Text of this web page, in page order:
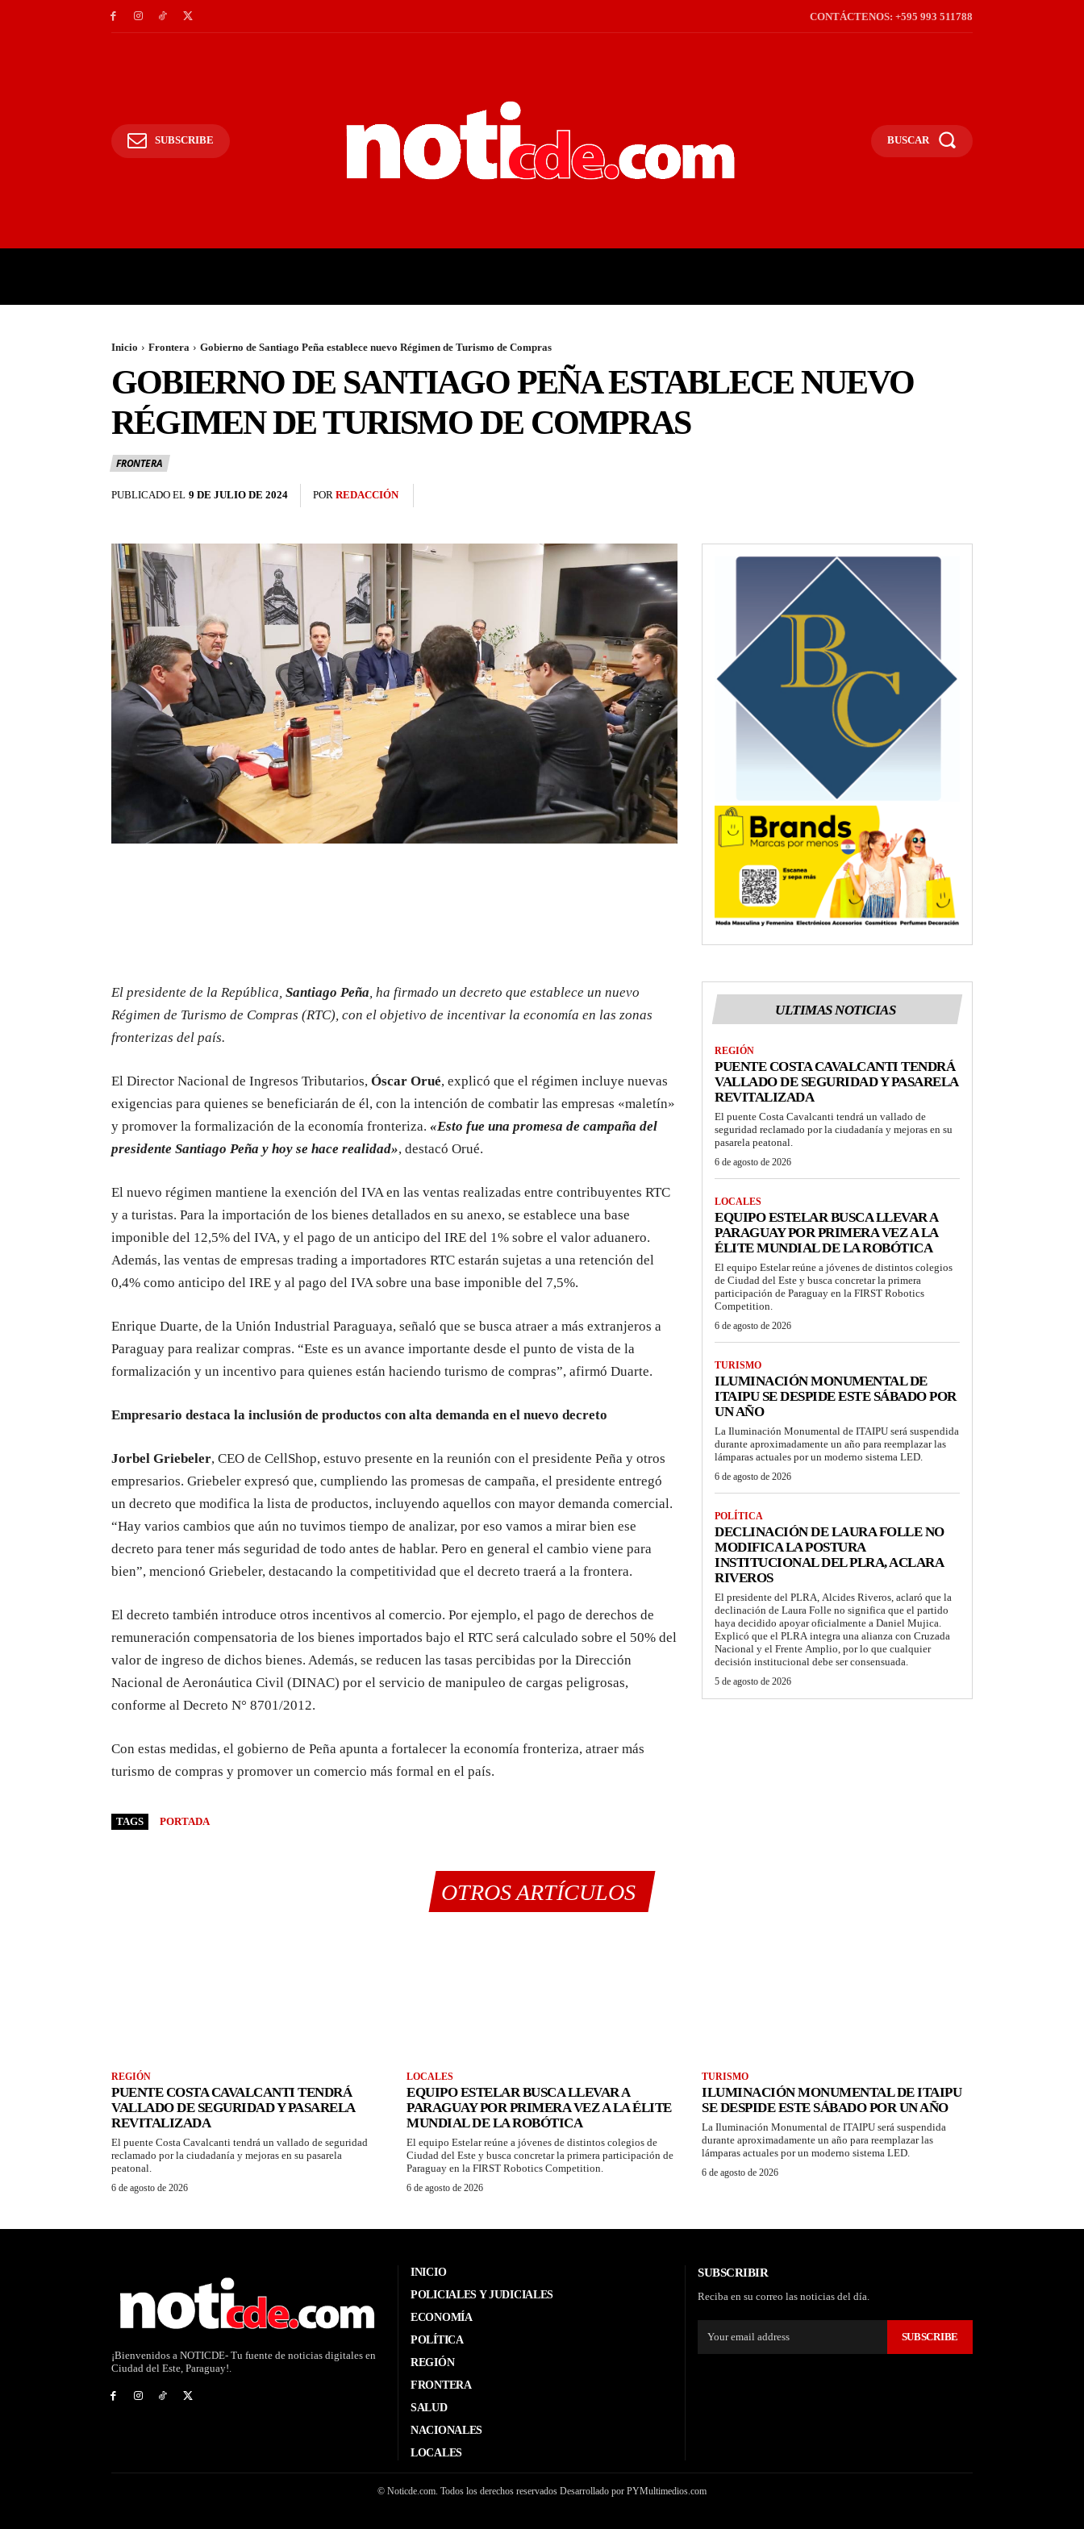
CONTÁCTENOS: +595 993 511788
SUBSCRIBE BUSCAR
Inicio Frontera Gobierno de Santiago Peña establece nuevo Régimen de Turismo de Compras
GOBIERNO DE SANTIAGO PEÑA ESTABLECE NUEVO
RÉGIMEN DE TURISMO DE COMPRAS
FRONTERA
PUBLICADO EL 9 DE JULIO DE 2024 POR REDACCIÓN
El presidente de la República, Santiago Peña, ha firmado un decreto que establece un nuevo
Régimen de Turismo de Compras (RTC), con el objetivo de incentivar la economía en las zonas
fronterizas del país.
El Director Nacional de Ingresos Tributarios, Óscar Orué, explicó que el régimen incluye nuevas
exigencias para quienes se beneficiarán de él, con la intención de combatir las empresas «maletín»
y promover la formalización de la economía fronteriza. «Esto fue una promesa de campaña del
presidente Santiago Peña y hoy se hace realidad», destacó Orué.
El nuevo régimen mantiene la exención del IVA en las ventas realizadas entre contribuyentes RTC
y a turistas. Para la importación de los bienes detallados en su anexo, se establece una base
imponible del 12,5% del IVA, y el pago de un anticipo del IRE del 1% sobre el valor aduanero.
Además, las ventas de empresas trading a importadores RTC estarán sujetas a una retención del
0,4% como anticipo del IRE y al pago del IVA sobre una base imponible del 7,5%.
Enrique Duarte, de la Unión Industrial Paraguaya, señaló que se busca atraer a más extranjeros a
Paraguay para realizar compras. “Este es un avance importante desde el punto de vista de la
formalización y un incentivo para quienes están haciendo turismo de compras”, afirmó Duarte.
Empresario destaca la inclusión de productos con alta demanda en el nuevo decreto
Jorbel Griebeler, CEO de CellShop, estuvo presente en la reunión con el presidente Peña y otros
empresarios. Griebeler expresó que, cumpliendo las promesas de campaña, el presidente entregó
un decreto que modifica la lista de productos, incluyendo aquellos con mayor demanda comercial.
“Hay varios cambios que aún no tuvimos tiempo de analizar, por eso vamos a mirar bien ese
decreto para tener más seguridad de todo antes de hablar. Pero en general el cambio viene para
bien”, mencionó Griebeler, destacando la competitividad que el decreto traerá a la frontera.
El decreto también introduce otros incentivos al comercio. Por ejemplo, el pago de derechos de
remuneración compensatoria de los bienes importados bajo el RTC será calculado sobre el 50% del
valor de ingreso de dichos bienes. Además, se reducen las tasas percibidas por la Dirección
Nacional de Aeronáutica Civil (DINAC) por el servicio de manipuleo de cargas peligrosas,
conforme al Decreto N° 8701/2012.
Con estas medidas, el gobierno de Peña apunta a fortalecer la economía fronteriza, atraer más
turismo de compras y promover un comercio más formal en el país.
TAGS PORTADA
ULTIMAS NOTICIAS
REGIÓN
PUENTE COSTA CAVALCANTI TENDRÁ
VALLADO DE SEGURIDAD Y PASARELA
REVITALIZADA
El puente Costa Cavalcanti tendrá un vallado de
seguridad reclamado por la ciudadanía y mejoras en su
pasarela peatonal.
6 de agosto de 2026
LOCALES
EQUIPO ESTELAR BUSCA LLEVAR A
PARAGUAY POR PRIMERA VEZ A LA
ÉLITE MUNDIAL DE LA ROBÓTICA
El equipo Estelar reúne a jóvenes de distintos colegios
de Ciudad del Este y busca concretar la primera
participación de Paraguay en la FIRST Robotics
Competition.
6 de agosto de 2026
TURISMO
ILUMINACIÓN MONUMENTAL DE
ITAIPU SE DESPIDE ESTE SÁBADO POR
UN AÑO
La Iluminación Monumental de ITAIPU será suspendida
durante aproximadamente un año para reemplazar las
lámparas actuales por un moderno sistema LED.
6 de agosto de 2026
POLÍTICA
DECLINACIÓN DE LAURA FOLLE NO
MODIFICA LA POSTURA
INSTITUCIONAL DEL PLRA, ACLARA
RIVEROS
El presidente del PLRA, Alcides Riveros, aclaró que la
declinación de Laura Folle no significa que el partido
haya decidido apoyar oficialmente a Daniel Mujica.
Explicó que el PLRA integra una alianza con Cruzada
Nacional y el Frente Amplio, por lo que cualquier
decisión institucional debe ser consensuada.
5 de agosto de 2026
OTROS ARTÍCULOS
REGIÓN
PUENTE COSTA CAVALCANTI TENDRÁ
VALLADO DE SEGURIDAD Y PASARELA
REVITALIZADA
El puente Costa Cavalcanti tendrá un vallado de seguridad
reclamado por la ciudadanía y mejoras en su pasarela
peatonal.
6 de agosto de 2026
LOCALES
EQUIPO ESTELAR BUSCA LLEVAR A
PARAGUAY POR PRIMERA VEZ A LA ÉLITE
MUNDIAL DE LA ROBÓTICA
El equipo Estelar reúne a jóvenes de distintos colegios de
Ciudad del Este y busca concretar la primera participación de
Paraguay en la FIRST Robotics Competition.
6 de agosto de 2026
TURISMO
ILUMINACIÓN MONUMENTAL DE ITAIPU
SE DESPIDE ESTE SÁBADO POR UN AÑO
La Iluminación Monumental de ITAIPU será suspendida
durante aproximadamente un año para reemplazar las
lámparas actuales por un moderno sistema LED.
6 de agosto de 2026
¡Bienvenidos a NOTICDE- Tu fuente de noticias digitales en
Ciudad del Este, Paraguay!.
INICIO
POLICIALES Y JUDICIALES
ECONOMÍA
POLÍTICA
REGIÓN
FRONTERA
SALUD
NACIONALES
LOCALES
SUBSCRIBIR
Reciba en su correo las noticias del día.
SUBSCRIBE
© Noticde.com. Todos los derechos reservados Desarrollado por PYMultimedios.com